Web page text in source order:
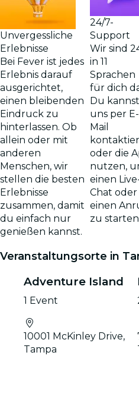
Unvergessliche
Erlebnisse
Bei Fever ist jedes
Erlebnis darauf
ausgerichtet,
einen bleibenden
Eindruck zu
hinterlassen. Ob
allein oder mit
anderen
Menschen, wir
stellen die besten
Erlebnisse
zusammen, damit
du einfach nur
genießen kannst.
24/7-
Support
Wir sind
in 11
Sprachen
für dich
Du kannst
uns per E-
Mail
oder die
nutzen,
einen
Chat oder
einen
zu
Veranstaltungsorte in
Adventure Island
1 Event
10001 McKinley Drive,
Tampa